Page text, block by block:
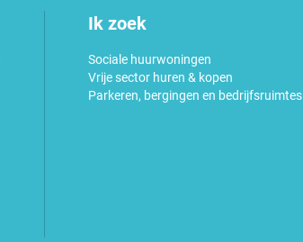
Ik zoek
Sociale huurwoningen
Vrije sector huren & kopen
Parkeren, bergingen en bedrijfsruimtes